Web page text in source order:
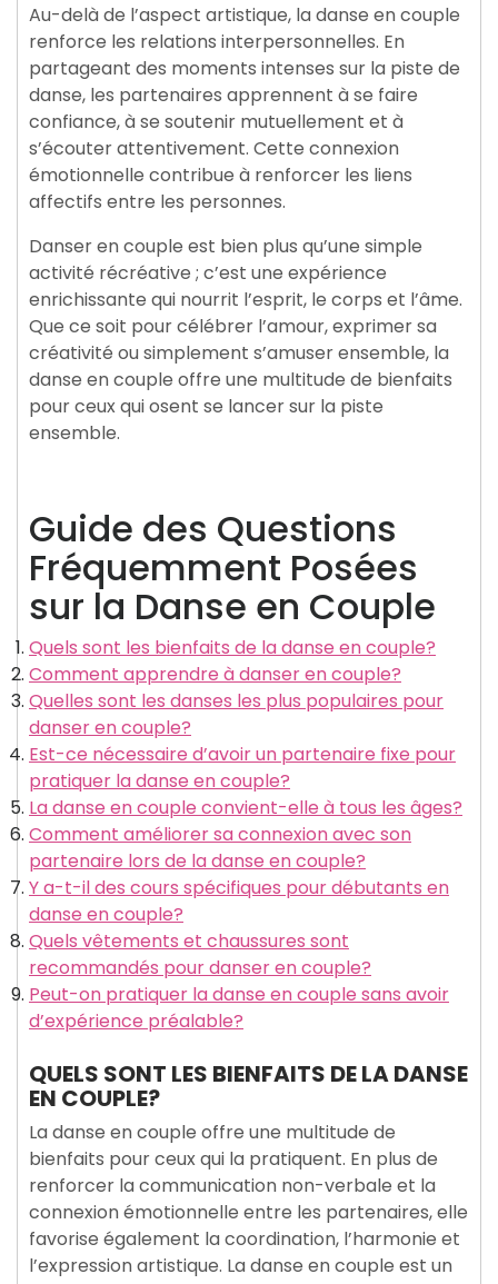
Au-delà de l’aspect artistique, la danse en couple
renforce les relations interpersonnelles. En
partageant des moments intenses sur la piste de
danse, les partenaires apprennent à se faire
confiance, à se soutenir mutuellement et à
s’écouter attentivement. Cette connexion
émotionnelle contribue à renforcer les liens
affectifs entre les personnes.
Danser en couple est bien plus qu’une simple
activité récréative ; c’est une expérience
enrichissante qui nourrit l’esprit, le corps et l’âme.
Que ce soit pour célébrer l’amour, exprimer sa
créativité ou simplement s’amuser ensemble, la
danse en couple offre une multitude de bienfaits
pour ceux qui osent se lancer sur la piste
ensemble.
Guide des Questions
Fréquemment Posées
sur la Danse en Couple
Quels sont les bienfaits de la danse en couple?
Comment apprendre à danser en couple?
Quelles sont les danses les plus populaires pour
danser en couple?
Est-ce nécessaire d’avoir un partenaire fixe pour
pratiquer la danse en couple?
La danse en couple convient-elle à tous les âges?
Comment améliorer sa connexion avec son
partenaire lors de la danse en couple?
Y a-t-il des cours spécifiques pour débutants en
danse en couple?
Quels vêtements et chaussures sont
recommandés pour danser en couple?
Peut-on pratiquer la danse en couple sans avoir
d’expérience préalable?
QUELS SONT LES BIENFAITS DE LA DANSE
EN COUPLE?
La danse en couple offre une multitude de
bienfaits pour ceux qui la pratiquent. En plus de
renforcer la communication non-verbale et la
connexion émotionnelle entre les partenaires, elle
favorise également la coordination, l’harmonie et
l’expression artistique. La danse en couple est un